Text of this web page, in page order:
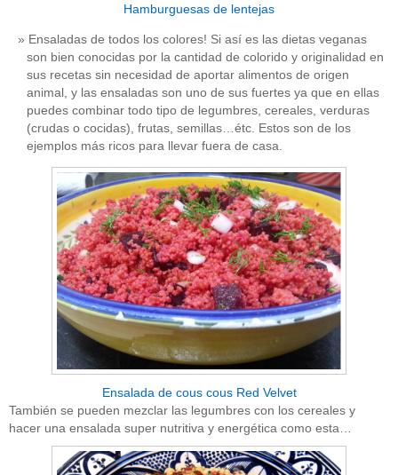
Hamburguesas de lentejas
Ensaladas de todos los colores! Si así es las dietas veganas
son bien conocidas por la cantidad de colorido y originalidad en
sus recetas sin necesidad de aportar alimentos de origen
animal, y las ensaladas son uno de sus fuertes ya que en ellas
puedes combinar todo tipo de legumbres, cereales, verduras
(crudas o cocidas), frutas, semillas…étc. Estos son de los
ejemplos más ricos para llevar fuera de casa.
Ensalada de cous cous Red Velvet
También se pueden mezclar las legumbres con los cereales y
hacer una ensalada super nutritiva y energética como esta…